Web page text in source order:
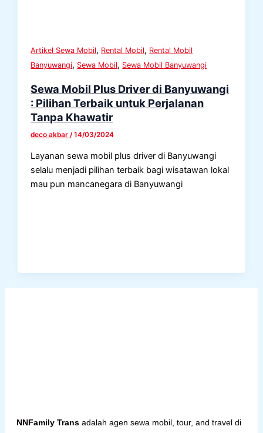
Artikel Sewa Mobil, Rental Mobil, Rental Mobil
Banyuwangi, Sewa Mobil, Sewa Mobil Banyuwangi
Sewa Mobil Plus Driver di Banyuwangi
: Pilihan Terbaik untuk Perjalanan
Tanpa Khawatir
deco akbar/14/03/2024
Layanan sewa mobil plus driver di Banyuwangi
selalu menjadi pilihan terbaik bagi wisatawan lokal
mau pun mancanegara di Banyuwangi
NNFamily Trans adalah agen sewa mobil, tour, and travel di